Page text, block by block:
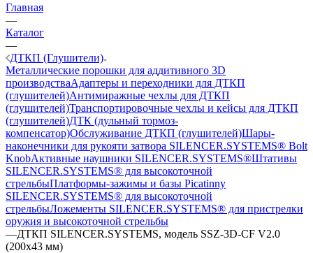
Главная
—
Каталог
—
ДТКП (Глушители)
Металлические порошки для аддитивного 3D
производстваАдаптеры и переходники для ДТКП
(глушителей)Антимиражные чехлы для ДТКП
(глушителей)Транспортировочные чехлы и кейсы для ДТКП
(глушителей)ДТК (дульный тормоз-
компенсатор)Обслуживание ДТКП (глушителей)Шары-
наконечники для рукояти затвора SILENCER.SYSTEMS® Bolt
KnobАктивные наушники SILENCER.SYSTEMS®Штативы
SILENCER.SYSTEMS® для высокоточной
стрельбыПлатформы-зажимы и базы Picatinny
SILENCER.SYSTEMS® для высокоточной
стрельбыЛожементы SILENCER.SYSTEMS® для пристрелки
оружия и высокоточной стрельбы
—ДТКП SILENCER.SYSTEMS, модель SSZ-3D-CF V2.0
(200х43 мм)